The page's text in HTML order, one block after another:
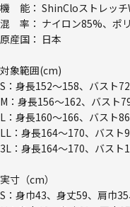
機 能： ShinCloストレッチ
混 率： ナイロン85%、ポ
原産国： 日本
対象範囲(cm)
S：身長152～158、バスト
M：身長156～162、バスト
L：身長160～166、バスト
LL：身長164～170、バスト
3L：身長164～170、バスト
実寸（cm）
S：身巾43、身丈59、肩巾